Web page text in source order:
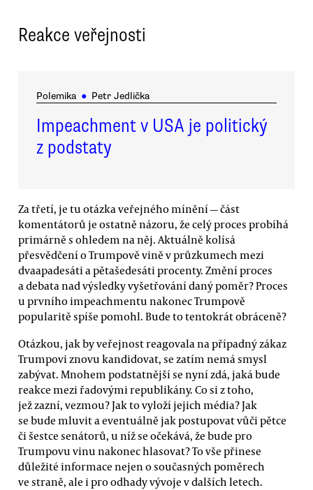
Reakce veřejnosti
Polemika ● Petr Jedlička
Impeachment v USA je politický
z podstaty
Za třetí, je tu otázka veřejného mínění — část
komentátorů je ostatně názoru, že celý proces probíhá
primárně s ohledem na něj. Aktuálně kolísá
přesvědčení o Trumpově vině v průzkumech mezi
dvaapadesáti a pětašedesáti procenty. Změní proces
a debata nad výsledky vyšetřování daný poměr? Proces
u prvního impeachmentu nakonec Trumpově
popularitě spíše pomohl. Bude to tentokrát obráceně?
Otázkou, jak by veřejnost reagovala na případný zákaz
Trumpovi znovu kandidovat, se zatím nemá smysl
zabývat. Mnohem podstatnější se nyní zdá, jaká bude
reakce mezi řadovými republikány. Co si z toho,
jež zazní, vezmou? Jak to vyloží jejich média? Jak
se bude mluvit a eventuálně jak postupovat vůči pětce
či šestce senátorů, u níž se očekává, že bude pro
Trumpovu vinu nakonec hlasovat? To vše přinese
důležité informace nejen o současných poměrech
ve straně, ale i pro odhady vývoje v dalších letech.